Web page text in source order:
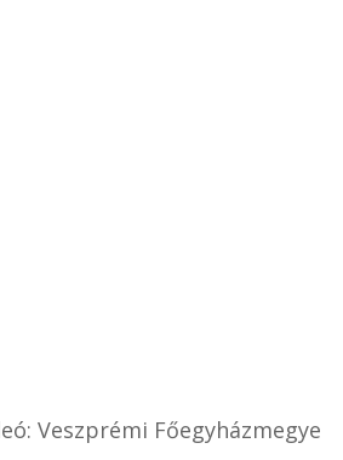
Veszprémi Főegyházmegye